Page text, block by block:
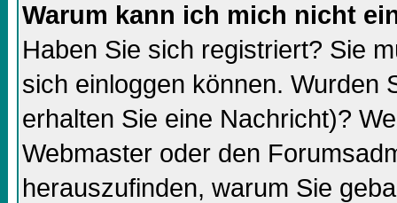
Warum kann ich mich nicht
Haben Sie sich registriert? Sie
sich einloggen können. Wurden
erhalten Sie eine Nachricht)?
Webmaster oder den
herauszufinden, warum Sie